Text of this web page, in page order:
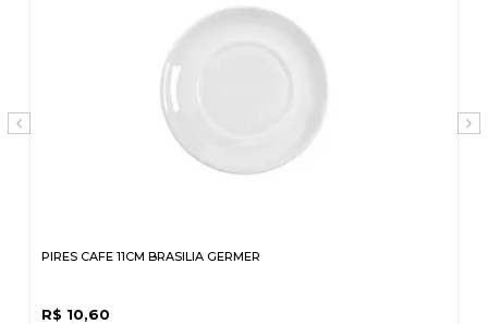
PIRES CAFE 11CM BRASILIA GERMER
R$ 10,60